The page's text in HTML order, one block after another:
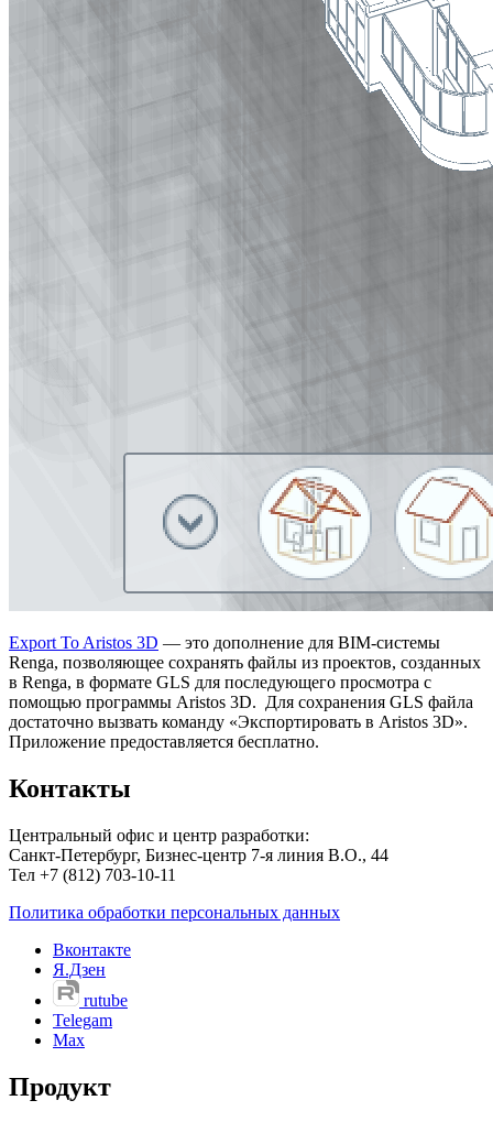
Export To Aristos 3D — это дополнение для BIM-системы
Renga, позволяющее сохранять файлы из проектов, созданных
в Renga, в формате GLS для последующего просмотра с
помощью программы Aristos 3D. Для сохранения GLS файла
достаточно вызвать команду «Экспортировать в Aristos 3D».
Приложение предоставляется бесплатно.
Контакты
Центральный офис и центр разработки:
Санкт-Петербург, Бизнес-центр 7-я линия В.О., 44
Тел +7 (812) 703-10-11
Политика обработки персональных данных
Вконтакте
Я.Дзен
rutube
Telegam
Max
Продукт